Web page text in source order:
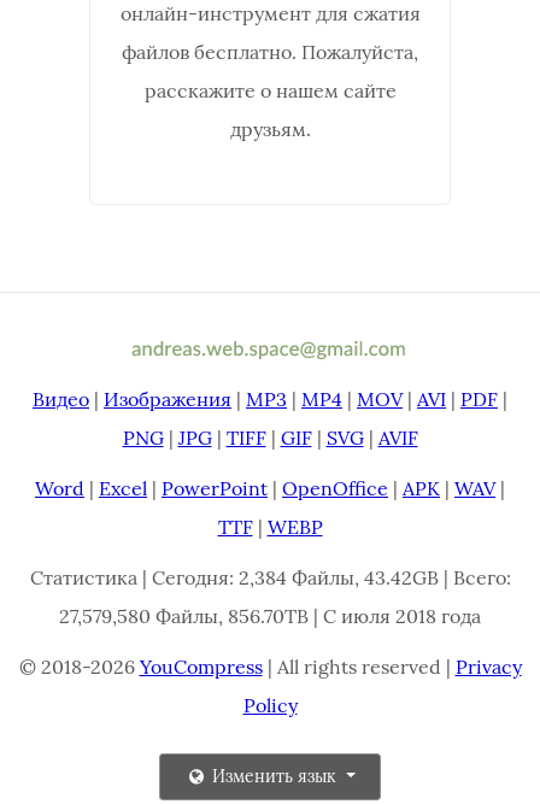
онлайн-инструмент для сжатия
файлов бесплатно. Пожалуйста,
расскажите о нашем сайте
друзьям.
Видео | Изображения | MP3 | MP4 | MOV| AVI | PDF |
PNG| JPG| TIFF| GIF| SVG| AVIF
Word | Excel | PowerPoint | OpenOffice | APK | WAV|
TTF| WEBP
Статистика | Сегодня: 2,384 Файлы, 43.42GB | Всего:
27,579,580 Файлы, 856.70TB | С июля 2018 года
© 2018-2026 YouCompress| All rights reserved | Privacy
Policy
Изменить язык